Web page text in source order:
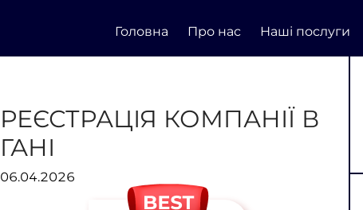
Головна Про нас Наші послуги
РЕЄСТРАЦІЯ КОМПАНІЇ В
ГАНІ
06.04.2026